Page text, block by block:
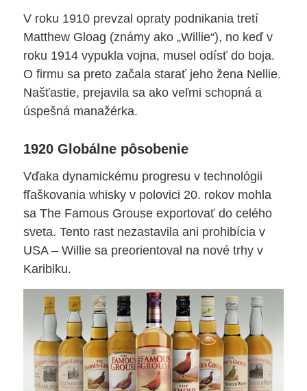
V roku 1910 prevzal opraty podnikania tretí
Matthew Gloag (známy ako „Willie“), no keď v
roku 1914 vypukla vojna, musel odísť do boja.
O firmu sa preto začala starať jeho žena Nellie.
Našťastie, prejavila sa ako veľmi schopná a
úspešná manažérka.
1920 Globálne pôsobenie
Vďaka dynamickému progresu v technológii
fľaškovania whisky v polovici 20. rokov mohla
sa The Famous Grouse exportovať do celého
sveta. Tento rast nezastavila ani prohibícia v
USA – Willie sa preorientoval na nové trhy v
Karibiku.